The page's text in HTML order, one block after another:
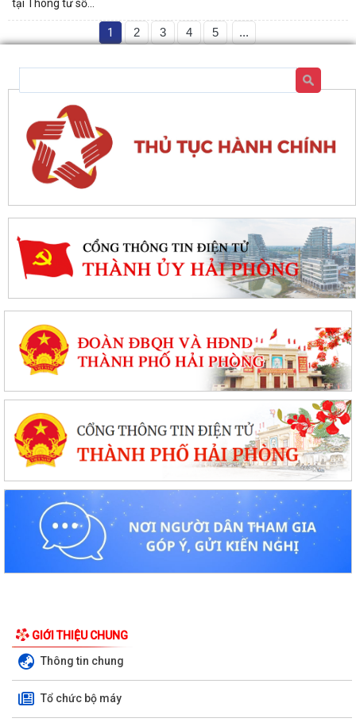
tại Thông tư số...
1 2 3 4 5 ...
GIỚI THIỆU CHUNG
Thông tin chung
Tổ chức bộ máy